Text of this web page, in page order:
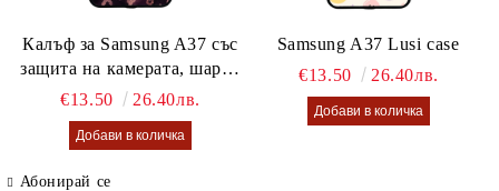
Калъф за Samsung A37 със
защита на камерата, шарен
калъф Lusi case
€13.50 26.40лв.
Samsung A37 Lusi case
€13.50
26.40лв.
Абонирай се